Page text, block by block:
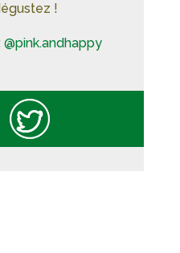
!
@pink.andhappy